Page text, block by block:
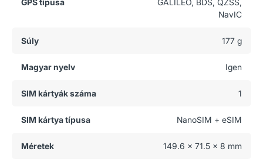
GPS típusa
GALILEO, BDS, QZSS,
NavIC
Súly 177 g
Magyar nyelv Igen
SIM kártyák száma 1
SIM kártya típusa NanoSIM + eSIM
Méretek 149.6 x 71.5 x 8 mm